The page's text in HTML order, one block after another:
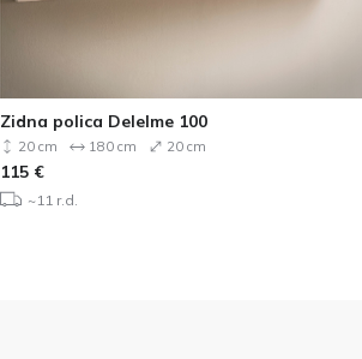
Zidna polica Delelme 100
20 cm 180 cm 20 cm
115 €
~11 r.d.